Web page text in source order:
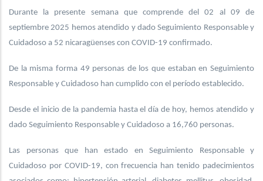
Durante la presente semana que comprende del 02 al 09 de
septiembre 2025 hemos atendido y dado Seguimiento Responsable y
Cuidadoso a 52 nicaragüenses con COVID-19 confirmado.
De la misma forma 49 personas de los que estaban en Seguimiento
Responsable y Cuidadoso han cumplido con el período establecido.
Desde el inicio de la pandemia hasta el día de hoy, hemos atendido y
dado Seguimiento Responsable y Cuidadoso a 16,760 personas.
Las personas que han estado en Seguimiento Responsable y
Cuidadoso por COVID-19, con frecuencia han tenido padecimientos